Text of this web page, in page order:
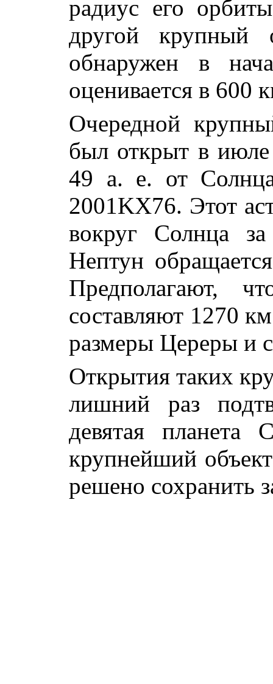
радиус его
другой крупный
обнаружен в
оценивается в 600
Очередной
был открыт в июле
49 а. е. от
2001KX76. Этот
вокруг Солнца
Нептун
Предполагают,
составляют 1270
размеры Цереры и
Открытия таких
лишний раз
девятая
крупнейший
решено сохранить